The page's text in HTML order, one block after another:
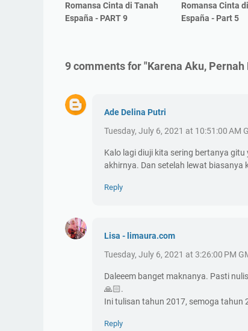
Romansa Cinta di Tanah
España - PART 9
Romansa Cinta
España - Part 5
9 comments for "Karena Aku,
Ade Delina Putri
Tuesday, July 6, 2021 at 10:51:00 AM
Kalo lagi diuji kita sering bertanya
akhirnya. Dan setelah lewat biasanya
Reply
Lisa - limaura.com
Tuesday, July 6, 2021 at 3:26:00 PM
Daleeem banget maknanya. Pasti
🙏🏻.
Ini tulisan tahun 2017, semoga tahun
Reply